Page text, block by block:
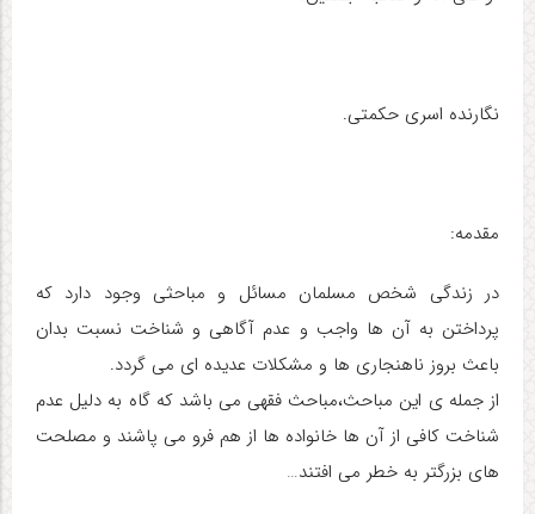
نگارنده اسری حکمتی.
مقدمه:
در زندگی شخص مسلمان مسائل و مباحثی وجود دارد که
پرداختن به آن ها واجب و عدم آگاهی و شناخت نسبت بدان
باعث بروز ناهنجاری ها و مشکلات عدیده ای می گردد.
از جمله ی این مباحث،مباحث فقهی می باشد که گاه به دلیل عدم
شناخت کافی از آن ها خانواده ها از هم فرو می پاشند و مصلحت
های بزرگتر به خطر می افتند…